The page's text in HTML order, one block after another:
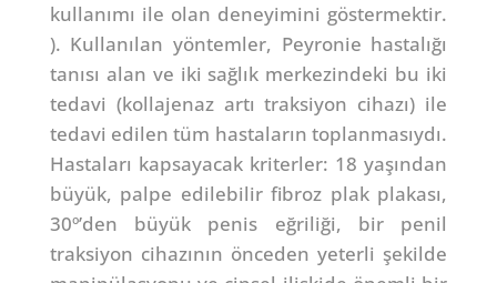
kullanımı ile olan deneyimini göstermektir.
). Kullanılan yöntemler, Peyronie hastalığı
tanısı alan ve iki sağlık merkezindeki bu iki
tedavi (kollajenaz artı traksiyon cihazı) ile
tedavi edilen tüm hastaların toplanmasıydı.
Hastaları kapsayacak kriterler: 18 yaşından
büyük, palpe edilebilir fibroz plak plakası,
30º’den büyük penis eğriliği, bir penil
traksiyon cihazının önceden yeterli şekilde